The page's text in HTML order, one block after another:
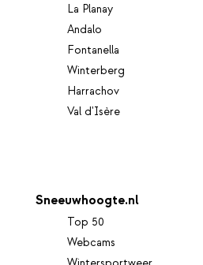
La Planay
Andalo
Fontanella
Winterberg
Harrachov
Val d'Isère
Sneeuwhoogte.nl
Top 50
Webcams